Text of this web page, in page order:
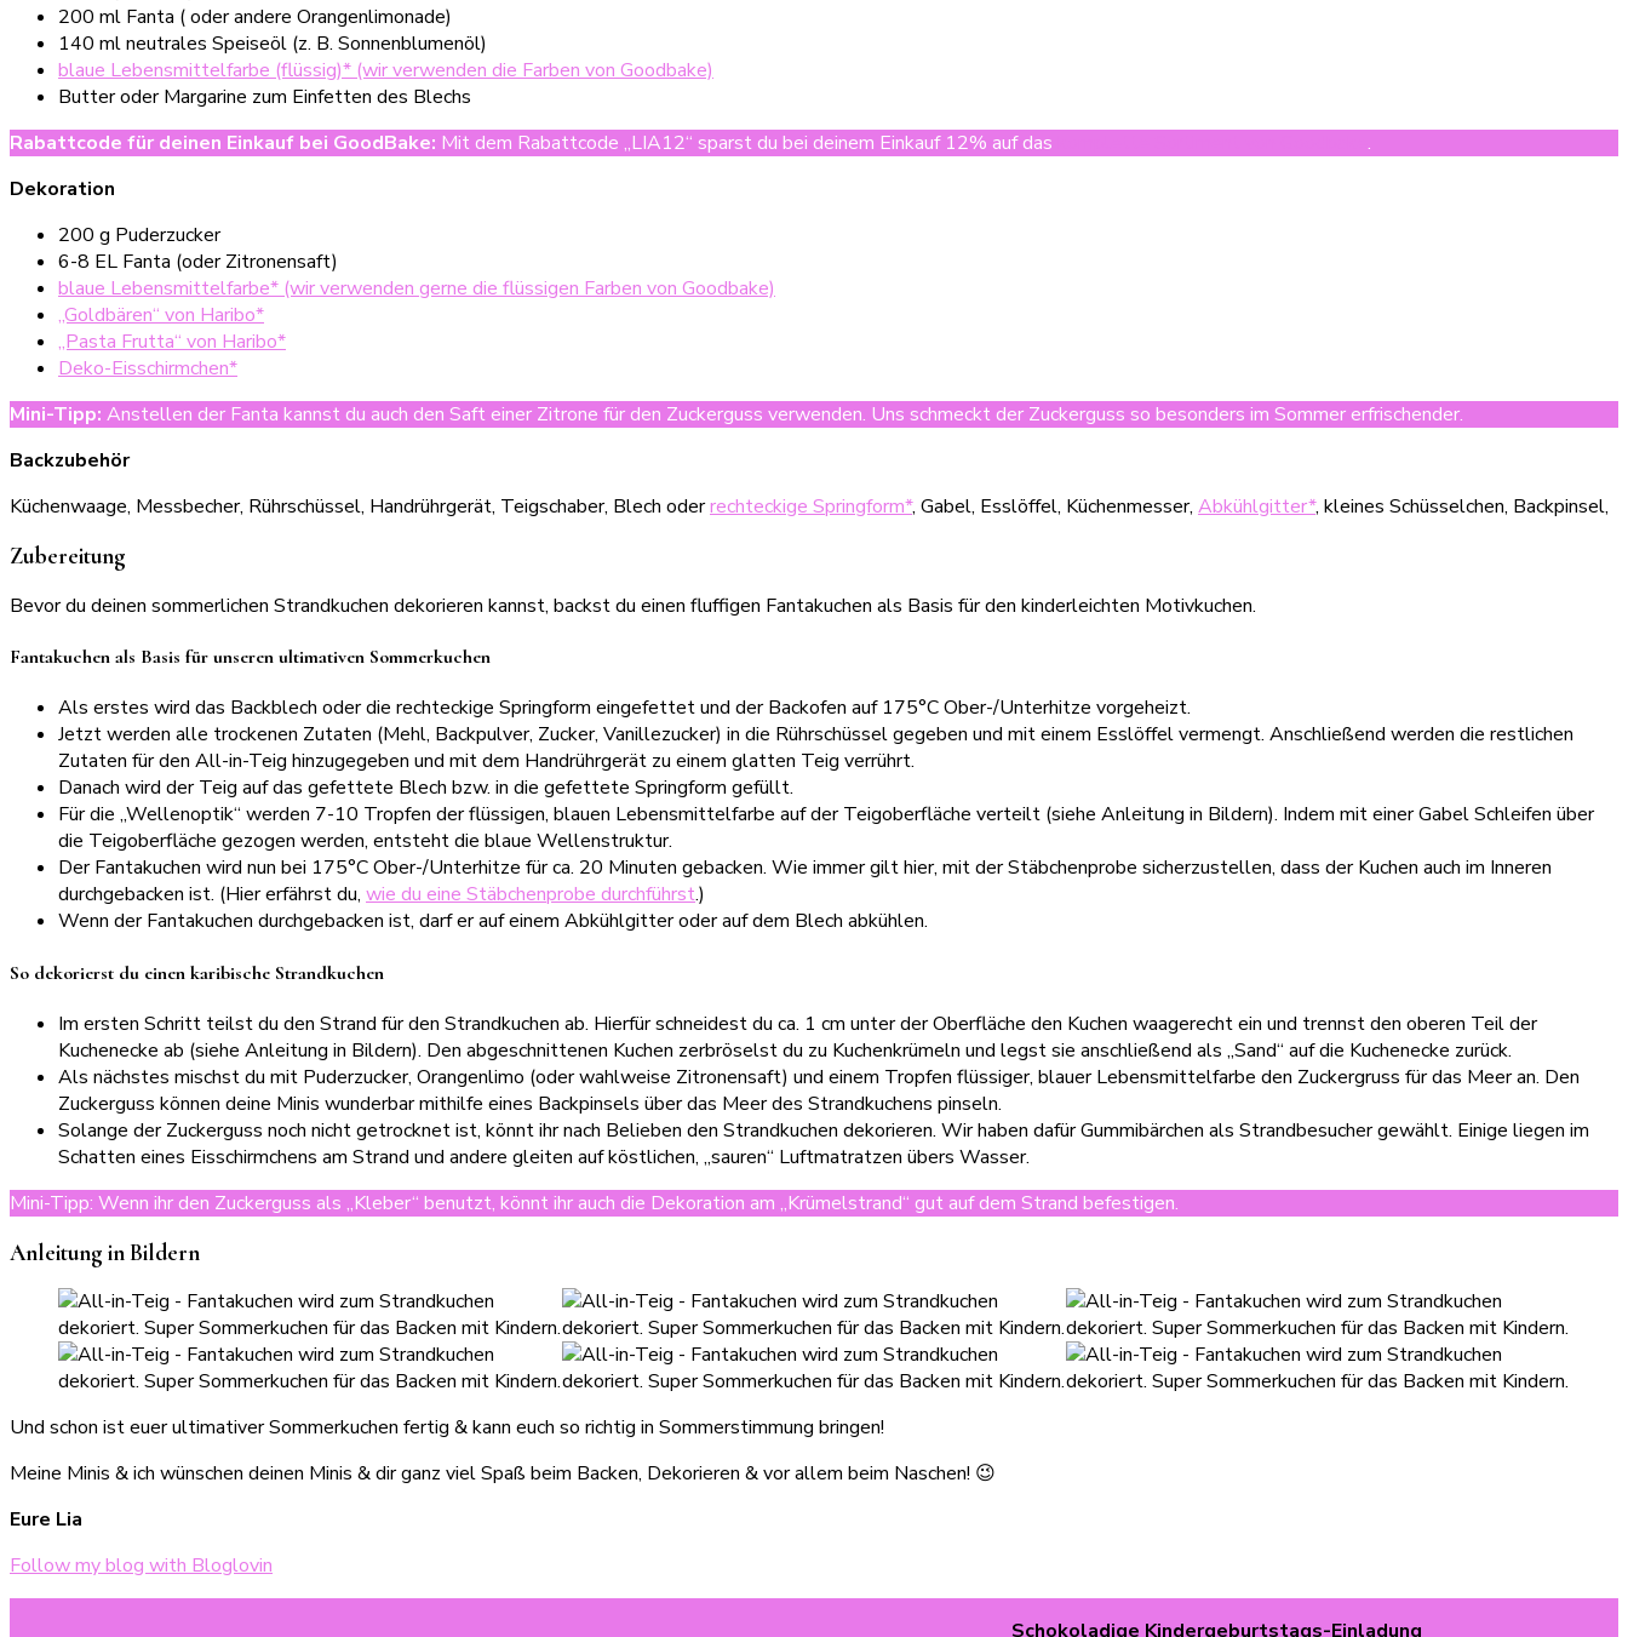
200 ml Fanta ( oder andere Orangenlimonade)
140 ml neutrales Speiseöl (z. B. Sonnenblumenöl)
blaue Lebensmittelfarbe (flüssig)* (wir verwenden die Farben von Goodbake)
Butter oder Margarine zum Einfetten des Blechs
Rabattcode für deinen Einkauf bei GoodBake: Mit dem Rabattcode „LIA12“ sparst du bei deinem Einkauf 12% auf das
.
Dekoration
200 g Puderzucker
6-8 EL Fanta (oder Zitronensaft)
blaue Lebensmittelfarbe* (wir verwenden gerne die flüssigen Farben von Goodbake)
„Goldbären“ von Haribo*
„Pasta Frutta“ von Haribo*
Deko-Eisschirmchen*
Mini-Tipp: Anstellen der Fanta kannst du auch den Saft einer Zitrone für den Zuckerguss verwenden. Uns schmeckt der Zuckerguss so besonders im Sommer erfrischender.
Backzubehör
Küchenwaage, Messbecher, Rührschüssel, Handrührgerät, Teigschaber, Blech oderrechteckige Springform*, Gabel, Esslöffel, Küchenmesser, Abkühlgitter*, kleines Schüsselchen, Backpinsel,
Zubereitung
Bevor du deinen sommerlichen Strandkuchen dekorieren kannst, backst du einen fluffigen Fantakuchen als Basis für den kinderleichten Motivkuchen.
Fantakuchen als Basis für unseren ultimativen Sommerkuchen
Als erstes wird das Backblech oder die rechteckige Springform eingefettet und der Backofen auf 175°C Ober-/Unterhitze vorgeheizt.
Jetzt werden alle trockenen Zutaten (Mehl, Backpulver, Zucker, Vanillezucker) in die Rührschüssel gegeben und mit einem Esslöffel vermengt. Anschließend werden die restlichen
Zutaten für den All-in-Teig hinzugegeben und mit dem Handrührgerät zu einem glatten Teig verrührt.
Danach wird der Teig auf das gefettete Blech bzw. in die gefettete Springform gefüllt.
Für die „Wellenoptik“ werden 7-10 Tropfen der flüssigen, blauen Lebensmittelfarbe auf der Teigoberfläche verteilt (siehe Anleitung in Bildern). Indem mit einer Gabel Schleifen über
die Teigoberfläche gezogen werden, entsteht die blaue Wellenstruktur.
Der Fantakuchen wird nun bei 175°C Ober-/Unterhitze für ca. 20 Minuten gebacken. Wie immer gilt hier, mit der Stäbchenprobe sicherzustellen, dass der Kuchen auch im Inneren
durchgebacken ist. (Hier erfährst du, wie du eine Stäbchenprobe durchführst.)
Wenn der Fantakuchen durchgebacken ist, darf er auf einem Abkühlgitter oder auf dem Blech abkühlen.
So dekorierst du einen karibische Strandkuchen
Im ersten Schritt teilst du den Strand für den Strandkuchen ab. Hierfür schneidest du ca. 1 cm unter der Oberfläche den Kuchen waagerecht ein und trennst den oberen Teil der
Kuchenecke ab (siehe Anleitung in Bildern). Den abgeschnittenen Kuchen zerbröselst du zu Kuchenkrümeln und legst sie anschließend als „Sand“ auf die Kuchenecke zurück.
Als nächstes mischst du mit Puderzucker, Orangenlimo (oder wahlweise Zitronensaft) und einem Tropfen flüssiger, blauer Lebensmittelfarbe den Zuckergruss für das Meer an. Den
Zuckerguss können deine Minis wunderbar mithilfe eines Backpinsels über das Meer des Strandkuchens pinseln.
Solange der Zuckerguss noch nicht getrocknet ist, könnt ihr nach Belieben den Strandkuchen dekorieren. Wir haben dafür Gummibärchen als Strandbesucher gewählt. Einige liegen im
Schatten eines Eisschirmchens am Strand und andere gleiten auf köstlichen, „sauren“ Luftmatratzen übers Wasser.
Mini-Tipp: Wenn ihr den Zuckerguss als „Kleber“ benutzt, könnt ihr auch die Dekoration am „Krümelstrand“ gut auf dem Strand befestigen.
Anleitung in Bildern
Und schon ist euer ultimativer Sommerkuchen fertig & kann euch so richtig in Sommerstimmung bringen!
Meine Minis & ich wünschen deinen Minis & dir ganz viel Spaß beim Backen, Dekorieren & vor allem beim Naschen! 😉
Eure Lia
Follow my blog with Bloglovin
Schokoladige Kindergeburtstags-Einladung